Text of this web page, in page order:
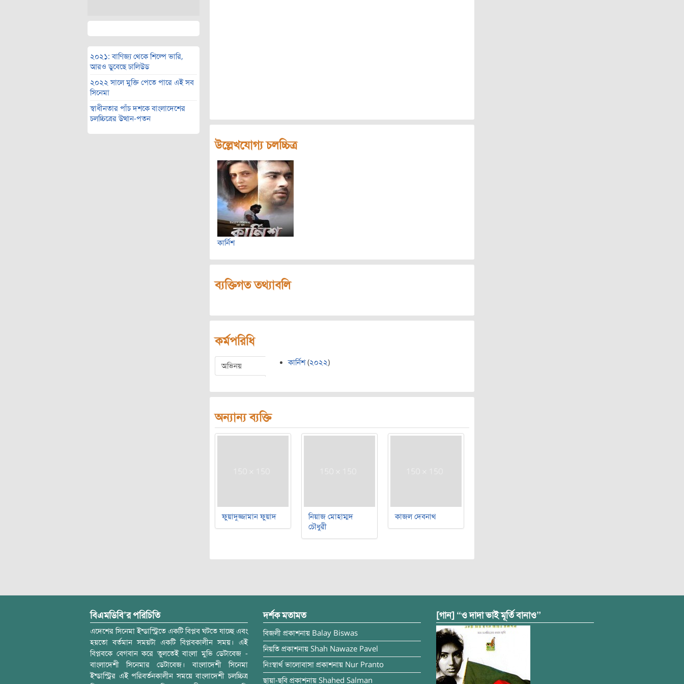
২০২১: বাণিজ্য থেকে শিল্পে ভারি,
আরও ডুবেছে ঢালিউড
২০২২ সালে মুক্তি পেতে পারে এই সব
সিনেমা
স্বাধীনতার পাঁচ দশকে বাংলাদেশের
চলচ্চিত্রের উত্থান-পতন
উল্লেখযোগ্য চলচ্চিত্র
কার্নিশ
ব্যক্তিগত তথ্যাবলি
কর্মপরিধি
অভিনয় কার্নিশ(২০২২)
অন্যান্য ব্যক্তি
ফুয়াদুজ্জামান ফুয়াদ
নিয়াজ মোহাম্মদ
চৌধুরী
কাজল দেবনাথ
বিএমডিবি’র পরিচিতি
এদেশের সিনেমা ইন্ডাস্ট্রিতে একটি বিপ্লব ঘটতে যাচ্ছে এবং
হয়তো বর্তমান সময়টা একটি বিপ্লবকালীন সময়। এই
বিপ্লবকে বেগবান করে তুলতেই বাংলা মুভি ডেটাবেজ -
বাংলাদেশী সিনেমার ডেটাবেজ। বাংলাদেশী সিনেমা
ইন্ডাস্ট্রির এই পরিবর্তনকালীন সময়ে বাংলাদেশী চলচ্চিত্র
দর্শক মতামত
বিজলী প্রকাশনায় Balay Biswas
নিয়তি প্রকাশনায় Shah Nawaze Pavel
নিঃস্বার্থ ভালোবাসা প্রকাশনায় Nur Pranto
ছায়া-ছবি প্রকাশনায় Shahed Salman
[গান] “ও দাদা ভাই মূর্তি বানাও”